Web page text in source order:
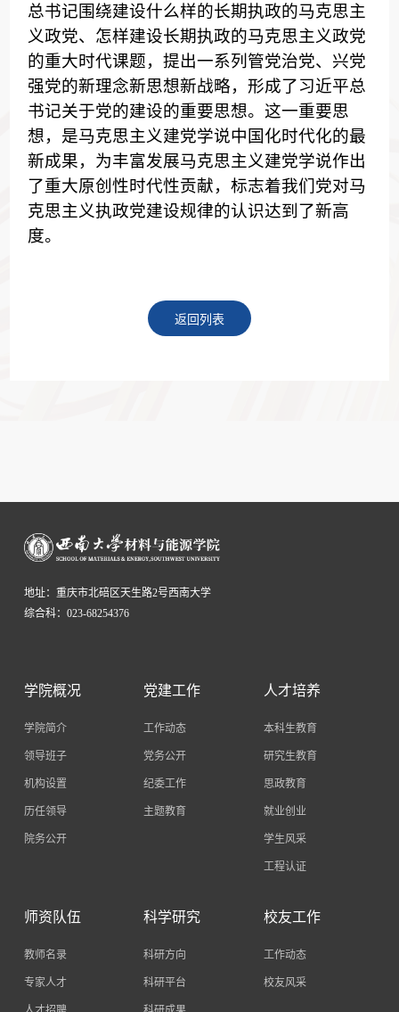
总书记围绕建设什么样的长期执政的马克思主
义政党、怎样建设长期执政的马克思主义政党
的重大时代课题，提出一系列管党治党、兴党
强党的新理念新思想新战略，形成了习近平总
书记关于党的建设的重要思想。这一重要思
想，是马克思主义建党学说中国化时代化的最
新成果，为丰富发展马克思主义建党学说作出
了重大原创性时代性贡献，标志着我们党对马
克思主义执政党建设规律的认识达到了新高
度。
返回列表
地址：重庆市北碚区天生路2号西南大学
综合科：023-68254376
学院概况
学院简介
领导班子
机构设置
历任领导
院务公开
党建工作
工作动态
党务公开
纪委工作
主题教育
人才培养
本科生教育
研究生教育
思政教育
就业创业
学生风采
工程认证
师资队伍
教师名录
专家人才
人才招聘
科学研究
科研方向
科研平台
科研成果
校友工作
工作动态
校友风采